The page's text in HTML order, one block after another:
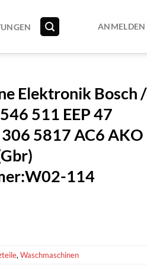
ANMELDEN
Elektronik Bosch /
511 EEP 47
5817 AC6 AKO
114
, Waschmaschinen